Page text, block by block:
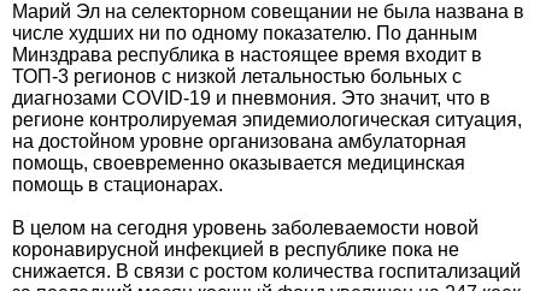
Марий Эл на селекторном совещании не была названа в
числе худших ни по одному показателю. По данным
Минздрава республика в настоящее время входит в
ТОП-3 регионов с низкой летальностью больных с
диагнозами COVID-19 и пневмония. Это значит, что в
регионе контролируемая эпидемиологическая ситуация,
на достойном уровне организована амбулаторная
помощь, своевременно оказывается медицинская
помощь в стационарах.
В целом на сегодня уровень заболеваемости новой
коронавирусной инфекцией в республике пока не
снижается. В связи с ростом количества госпитализаций